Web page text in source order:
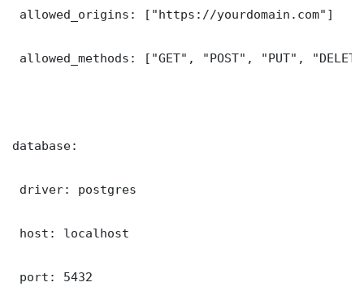
allowed_origins: ["https://yourdomain.com"]
allowed_methods: ["GET", "POST", "PUT",
database:
driver: postgres
host: localhost
port: 5432